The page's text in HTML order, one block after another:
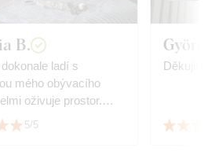
B.
ladí s
mého obývacího
oživuje prostor.
spokojený s kvalitou
5/5
Děkuji!